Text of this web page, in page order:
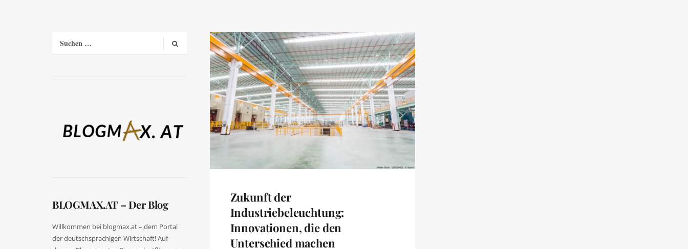
BLOGMAX.AT – Der Blog
Willkommen bei blogmax.at – dem Portal
der deutschsprachigen Wirtschaft! Auf
Zukunft der
Industriebeleuchtung:
Innovationen, die den
Unterschied machen